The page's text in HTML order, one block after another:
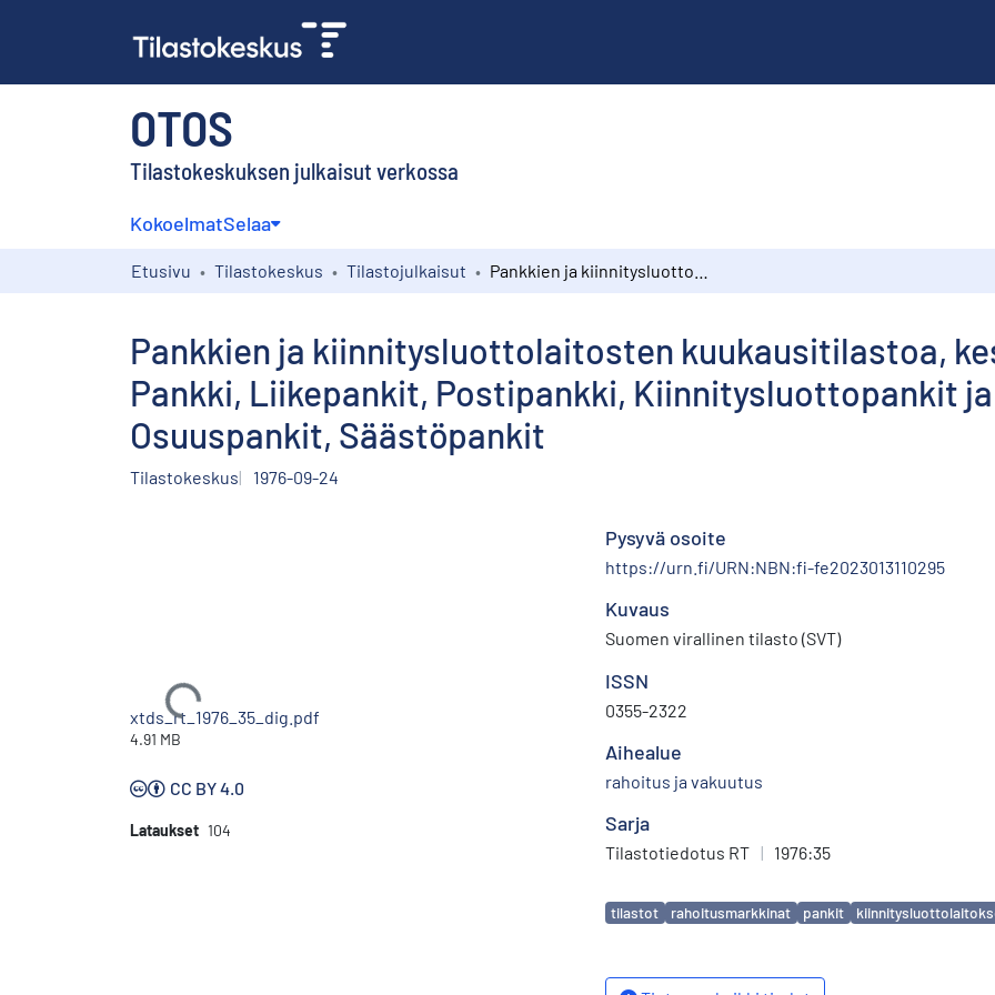
OTOS
Tilastokeskuksen julkaisut verkossa
KokoelmatSelaa
Etusivu Tilastokeskus Tilastojulkaisut
Pankkien ja kiinnitysluottolaitosten kuukausitilastoa,
Pankki, Liikepankit, Postipankki, Kiinnitysluottopankit
Osuuspankit, Säästöpankit
Tilastokeskus 1976-09-24
Ladataan...
xtds_rt_1976_35_dig.pdf
4.91 MB
CC BY 4.0
Lataukset 104
Pysyvä osoite
https://urn.fi/URN:NBN:fi-fe2023013110295
Kuvaus
Suomen virallinen tilasto (SVT)
ISSN
0355-2322
Aihealue
rahoitus ja vakuutus
Sarja
Tilastotiedotus RT | 1976:35
Avainsanat
tilastot rahoitusmarkkinat pankit